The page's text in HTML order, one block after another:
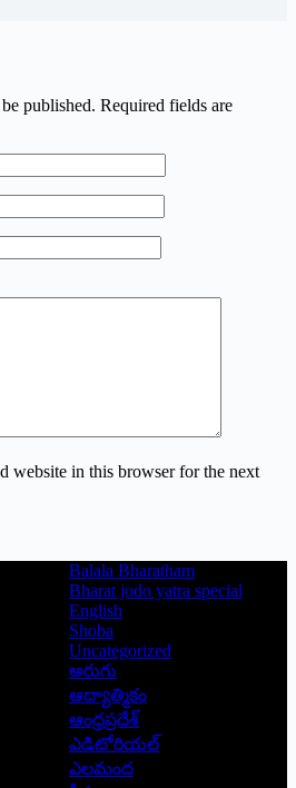
published. Required fields are
website in this browser for the next
Balala Bharatham
Bharat jodo yatra special
English
Shoba
Uncategorized
అరుగు
ఆద్యాత్మికం
ఆంధ్రప్రదేశ్
ఎడిటోరియల్
ఎలమంద